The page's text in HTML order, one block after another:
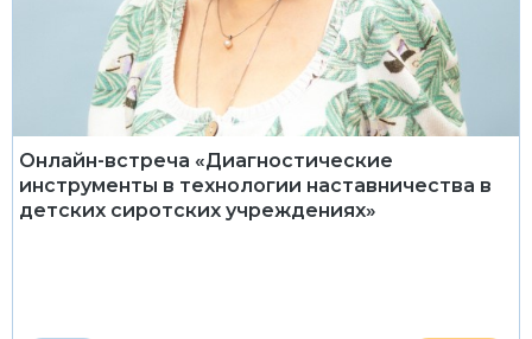
Онлайн-встреча «Диагностические
инструменты в технологии наставничества в
детских сиротских учреждениях»